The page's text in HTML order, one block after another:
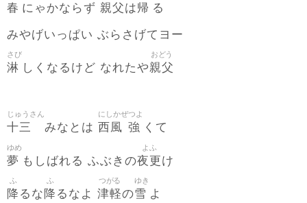
春 にゃかならず 親父は帰 る
みやげいっぱい ぶらさげてヨー
淋
さび
しくなるけど なれたや親父
おどう
十三
じゅうさん
みなとは 西風
にしかぜ
強
つよ
くて
夢
ゆめ
もしばれる ふぶきの夜更
よふ
け
降
ふ
るな 降
ふ
るなよ 津軽
つがる
の雪
ゆき
よ